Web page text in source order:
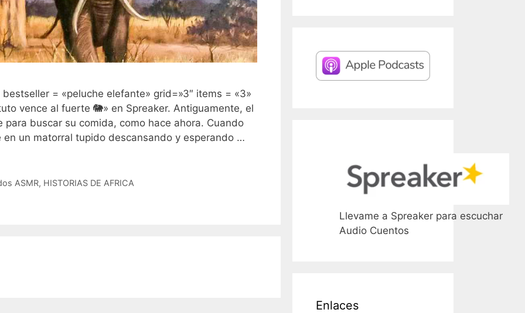
= «peluche elefante» grid=»3″ items = «3»
vence al fuerte 🐘» en Spreaker. Antiguamente, el
buscar su comida, como hace ahora. Cuando
un matorral tupido descansando y esperando …
ASMR, HISTORIAS DE AFRICA
Llevame a Spreaker para escuchar
Audio Cuentos
Enlaces